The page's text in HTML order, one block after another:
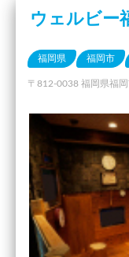
ウェルビー
福岡県 福岡市
〒812-0038 福岡県福